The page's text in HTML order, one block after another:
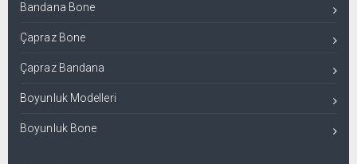
Bandana Bone
Çapraz Bone
Çapraz Bandana
Boyunluk Modelleri
Boyunluk Bone